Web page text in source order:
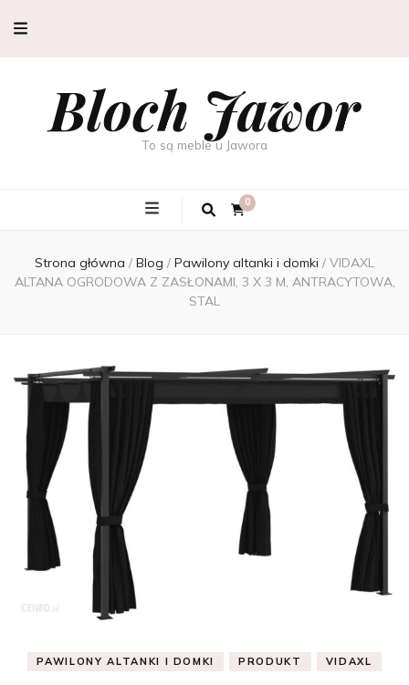
Bloch Jawor
To są meble u Jawora
0
Strona główna / Blog / Pawilony altanki i domki / VIDAXL
ALTANA OGRODOWA Z ZASŁONAMI, 3 X 3 M, ANTRACYTOWA,
STAL
PAWILONY ALTANKI I DOMKI PRODUKT VIDAXL